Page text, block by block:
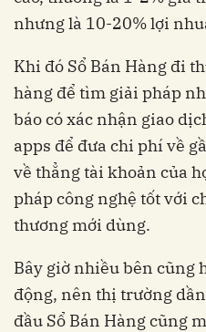
nhưng là 10-20% lợi
Khi đó Sổ Bán Hàng đi
hàng để tìm giải pháp
báo có xác nhận giao
apps để đưa chi phí về
về thẳng tài khoản của
pháp công nghệ tốt với
thương mới dùng.
Bây giờ nhiều bên cũng
động, nên thị trường
đầu Sổ Bán Hàng cũng